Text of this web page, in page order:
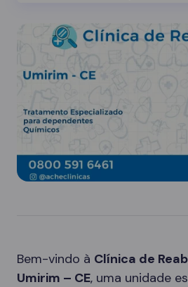
Bem-vindo à Clínica de
Umirim – CE, uma unidade